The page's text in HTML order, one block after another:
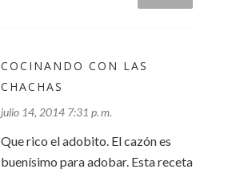
COCINANDO CON LAS
CHACHAS
julio 14, 2014 7:31 p. m.
Que rico el adobito. El cazón es
buenísimo para adobar. Esta receta